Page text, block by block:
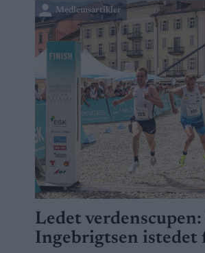
Medlemsartikler
Ledet verdenscupen:
Ingebrigtsen istedet